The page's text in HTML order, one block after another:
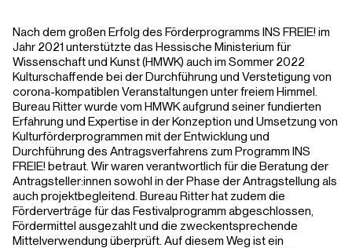
Nach dem großen Erfolg des Förderprogramms INS FREIE! im
Jahr 2021 unterstützte das Hessische Ministerium für
Wissenschaft und Kunst (HMWK) auch im Sommer 2022
Kulturschaffende bei der Durchführung und Verstetigung von
corona-kompatiblen Veranstaltungen unter freiem Himmel.
Bureau Ritter wurde vom HMWK aufgrund seiner fundierten
Erfahrung und Expertise in der Konzeption und Umsetzung von
Kulturförderprogrammen mit der Entwicklung und
Durchführung des Antragsverfahrens zum Programm INS
FREIE! betraut. Wir waren verantwortlich für die Beratung der
Antragsteller:innen sowohl in der Phase der Antragstellung als
auch projektbegleitend. Bureau Ritter hat zudem die
Förderverträge für das Festivalprogramm abgeschlossen,
Fördermittel ausgezahlt und die zweckentsprechende
Mittelverwendung überprüft. Auf diesem Weg ist ein